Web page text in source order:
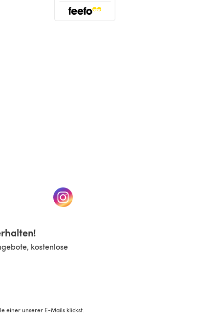
neuen Tab)(öffnet sich in einem neuen Tab)
kostenlose
einer unserer E-Mails klickst.